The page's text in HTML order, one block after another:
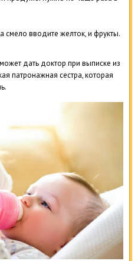
смело вводите желток, и фрукты.
дать доктор при выписке из
патронажная сестра, которая